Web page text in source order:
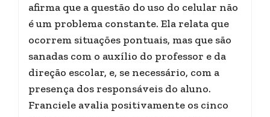
afirma que a questão do uso do celular não
é um problema constante. Ela relata que
ocorrem situações pontuais, mas que são
sanadas com o auxílio do professor e da
direção escolar, e, se necessário, com a
presença dos responsáveis do aluno.
Franciele avalia positivamente os cinco